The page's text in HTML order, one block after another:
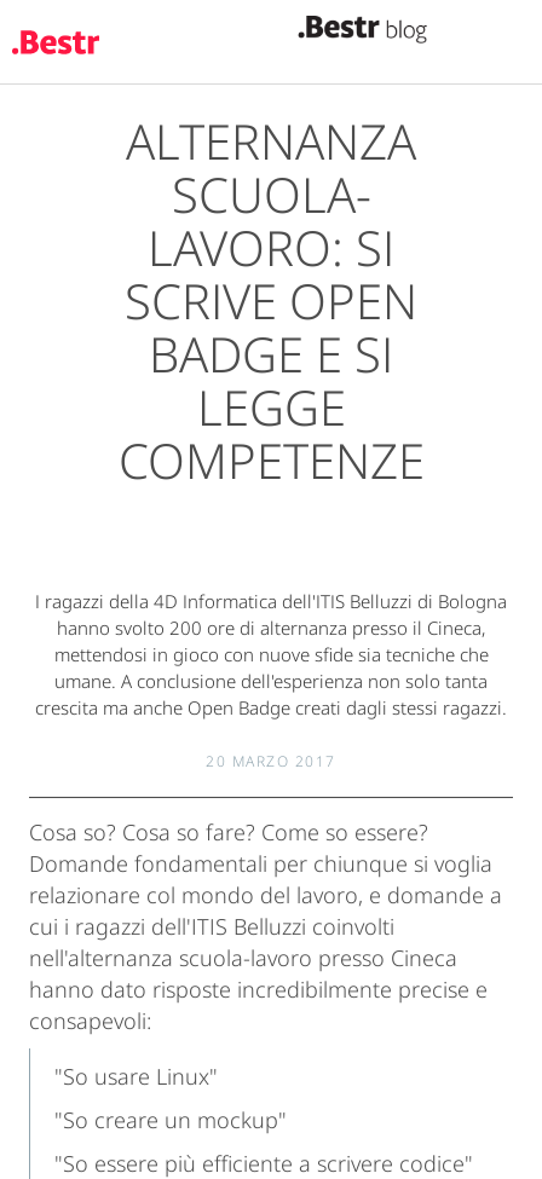
ALTERNANZA
SCUOLA-
LAVORO: SI
SCRIVE OPEN
BADGE E SI
LEGGE
COMPETENZE
I ragazzi della 4D Informatica dell'ITIS Belluzzi di Bologna
hanno svolto 200 ore di alternanza presso il Cineca,
mettendosi in gioco con nuove sfide sia tecniche che
umane. A conclusione dell'esperienza non solo tanta
crescita ma anche Open Badge creati dagli stessi ragazzi.
20 MARZO 2017
Cosa so? Cosa so fare? Come so essere?
Domande fondamentali per chiunque si voglia
relazionare col mondo del lavoro, e domande a
cui i ragazzi dell'ITIS Belluzzi coinvolti
nell'alternanza scuola-lavoro presso Cineca
hanno dato risposte incredibilmente precise e
consapevoli:
"So usare Linux"
"So creare un mockup"
"So essere più efficiente a scrivere codice"